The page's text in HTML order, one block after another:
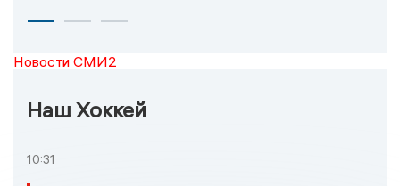
Новости СМИ2
Наш Хоккей
10:31